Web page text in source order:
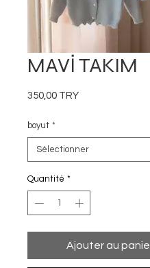
MAVİ TAKIM
350,00 TRYPrix
boyut *
Quantité *
Ajouter au